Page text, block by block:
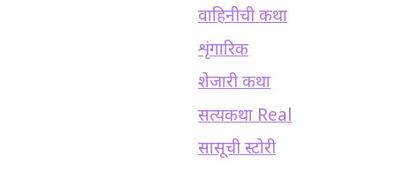
वाहिनीची कथा
शृंगारिक
शेजारी कथा
सत्यकथा Real
सासूची स्टोरी